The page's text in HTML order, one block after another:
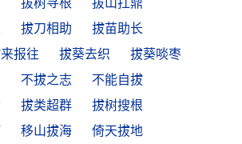
拔刀相助
拔苗助长
报往 拔葵去织
拔葵啖枣
不拔之志
不能自拔
拔类超群
拔树搜根
移山拔海
倚天拔地